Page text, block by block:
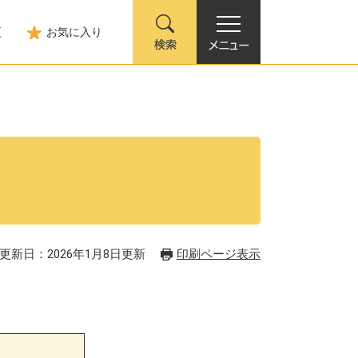
お気に入り
更新日：2026年1月8日更新 印刷ページ表示